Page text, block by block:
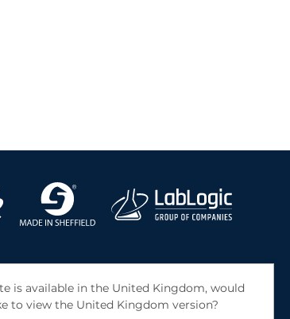
is available in the United Kingdom, would
to view the United Kingdom version?